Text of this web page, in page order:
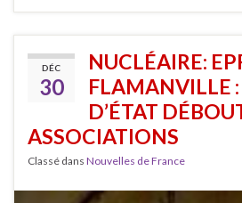
DÉC
30
NUCLÉAIRE:
FLAMANVILLE
D’ÉTAT
ASSOCIATIONS
Classé dans Nouvelles de France